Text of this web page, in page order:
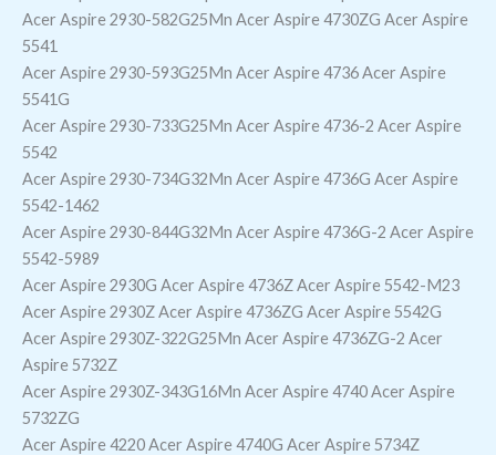
Acer Aspire 2930-582G25Mn Acer Aspire 4730ZG Acer Aspire
5541
Acer Aspire 2930-593G25Mn Acer Aspire 4736 Acer Aspire
5541G
Acer Aspire 2930-733G25Mn Acer Aspire 4736-2 Acer Aspire
5542
Acer Aspire 2930-734G32Mn Acer Aspire 4736G Acer Aspire
5542-1462
Acer Aspire 2930-844G32Mn Acer Aspire 4736G-2 Acer Aspire
5542-5989
Acer Aspire 2930G Acer Aspire 4736Z Acer Aspire 5542-M23
Acer Aspire 2930Z Acer Aspire 4736ZG Acer Aspire 5542G
Acer Aspire 2930Z-322G25Mn Acer Aspire 4736ZG-2 Acer
Aspire 5732Z
Acer Aspire 2930Z-343G16Mn Acer Aspire 4740 Acer Aspire
5732ZG
Acer Aspire 4220 Acer Aspire 4740G Acer Aspire 5734Z